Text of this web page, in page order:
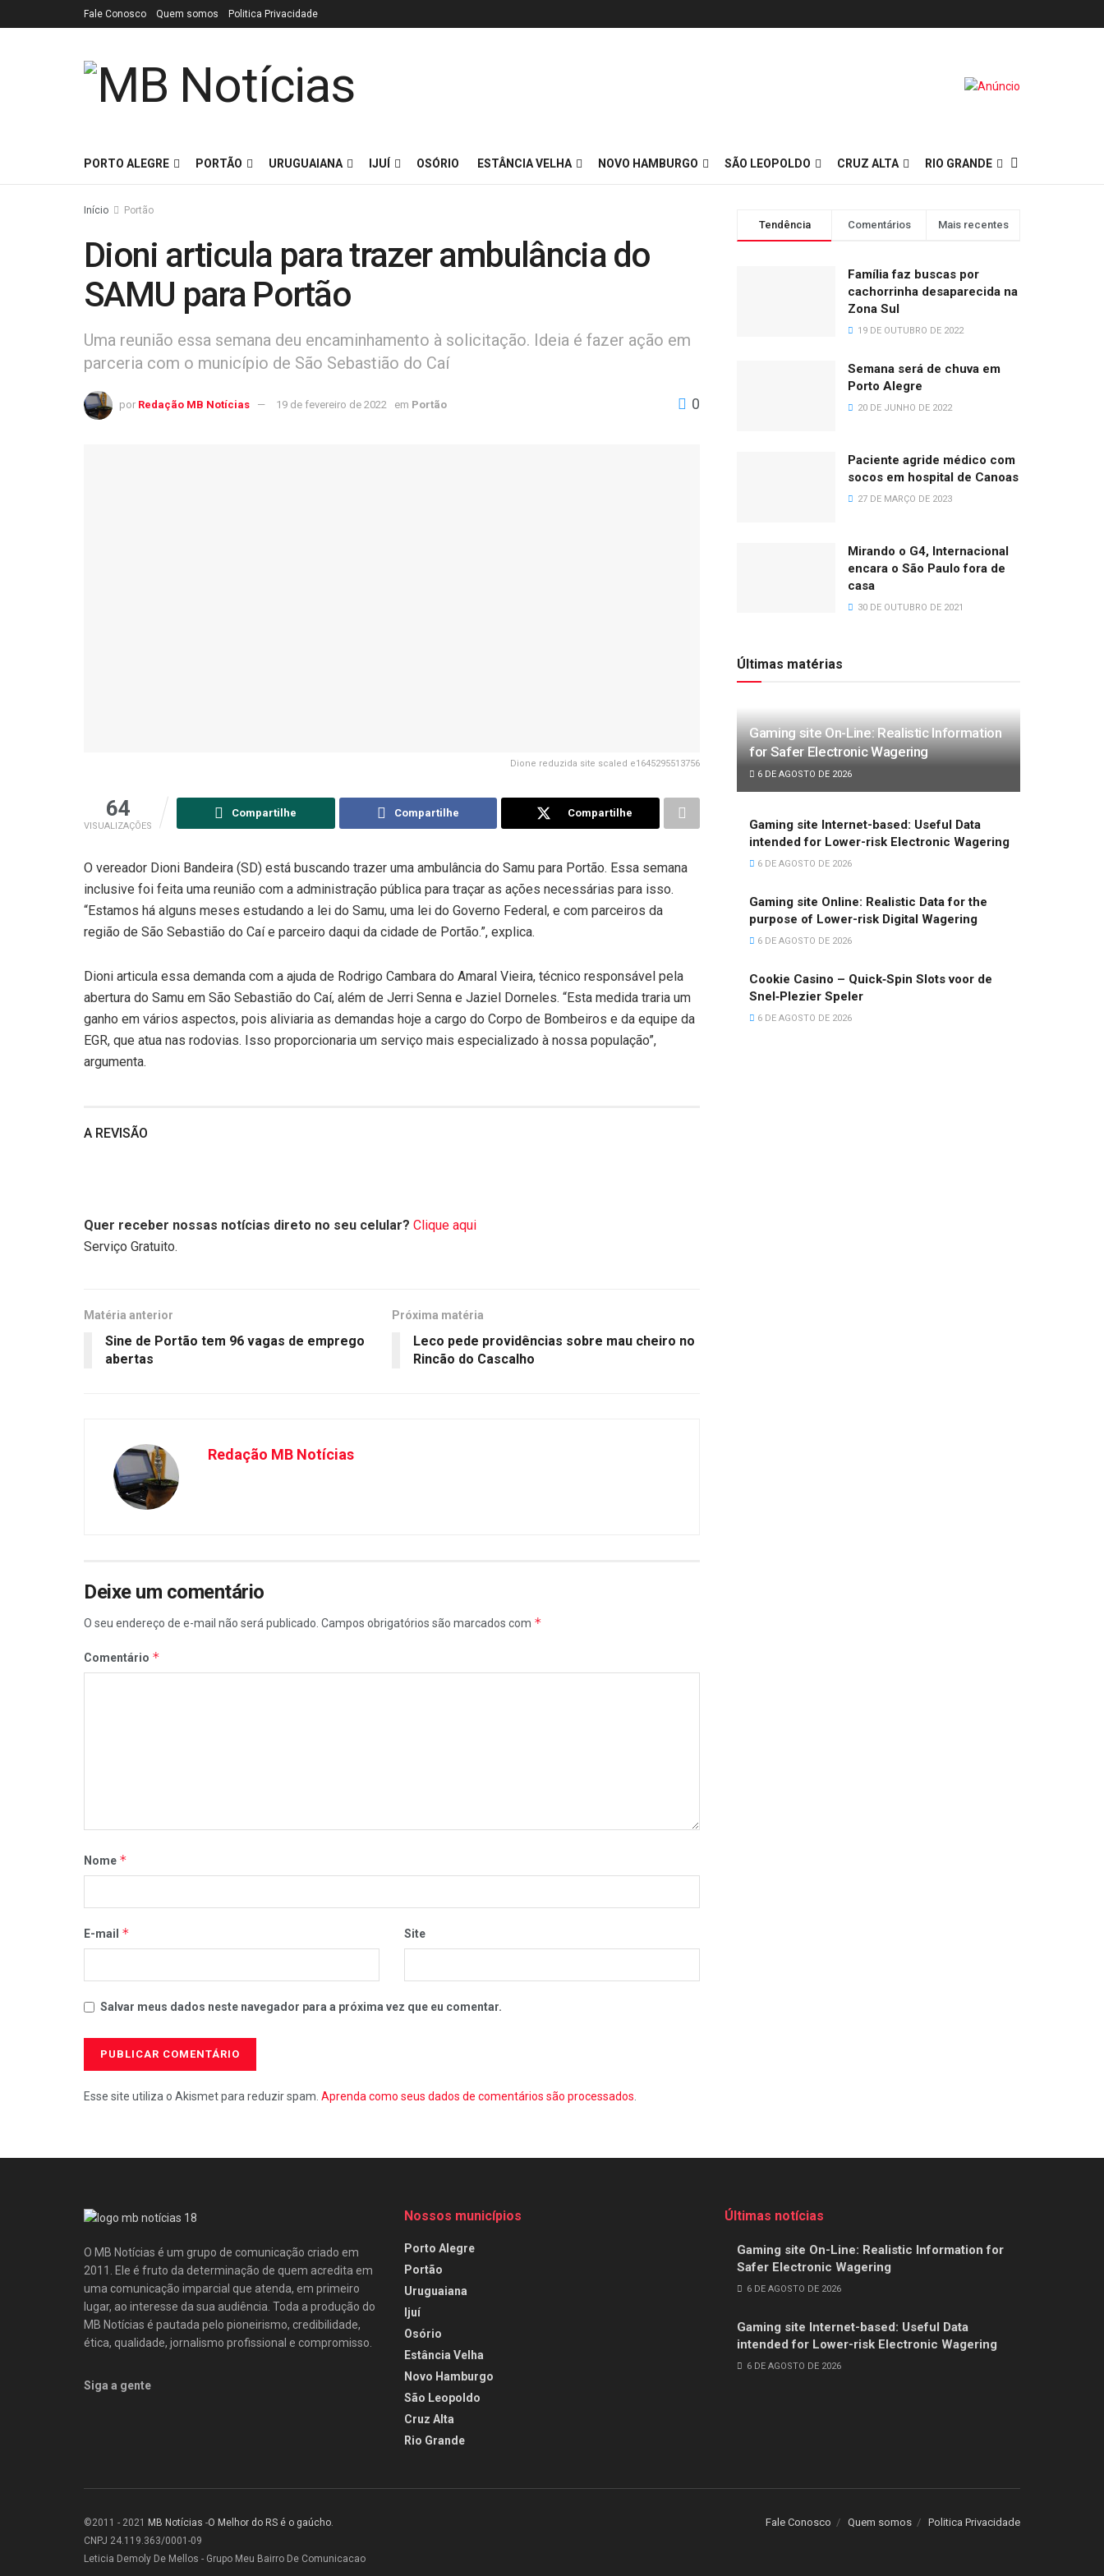
Fale Conosco Quem somos Politica Privacidade
PORTO ALEGRE PORTÃO URUGUAIANA IJUÍ OSÓRIO ESTÂNCIA VELHA NOVO HAMBURGO SÃO LEOPOLDO CRUZ ALTA RIO GRANDE
Início Portão
Dioni articula para trazer ambulância do
SAMU para Portão
Uma reunião essa semana deu encaminhamento à solicitação. Ideia é fazer ação em
parceria com o município de São Sebastião do Caí
por Redação MB Notícias 19 de fevereiro de 2022 em Portão 0
Dione reduzida site scaled e1645295513756
64
VISUALIZAÇÕES
Compartilhe Compartilhe Compartilhe
O vereador Dioni Bandeira (SD) está buscando trazer uma ambulância do Samu para Portão. Essa semana
inclusive foi feita uma reunião com a administração pública para traçar as ações necessárias para isso.
“Estamos há alguns meses estudando a lei do Samu, uma lei do Governo Federal, e com parceiros da
região de São Sebastião do Caí e parceiro daqui da cidade de Portão.”, explica.
Dioni articula essa demanda com a ajuda de Rodrigo Cambara do Amaral Vieira, técnico responsável pela
abertura do Samu em São Sebastião do Caí, além de Jerri Senna e Jaziel Dorneles. “Esta medida traria um
ganho em vários aspectos, pois aliviaria as demandas hoje a cargo do Corpo de Bombeiros e da equipe da
EGR, que atua nas rodovias. Isso proporcionaria um serviço mais especializado à nossa população”,
argumenta.
A REVISÃO
Quer receber nossas notícias direto no seu celular? Clique aqui
Serviço Gratuito.
Matéria anterior
Sine de Portão tem 96 vagas de emprego
abertas
Próxima matéria
Leco pede providências sobre mau cheiro no
Rincão do Cascalho
Redação MB Notícias
Deixe um comentário
O seu endereço de e-mail não será publicado. Campos obrigatórios são marcados com *
Comentário *
Nome *
E-mail * Site
Salvar meus dados neste navegador para a próxima vez que eu comentar.
Esse site utiliza o Akismet para reduzir spam. Aprenda como seus dados de comentários são processados
Tendência Comentários Mais recentes
Família faz buscas por
cachorrinha desaparecida na
Zona Sul
19 DE OUTUBRO DE 2022
Semana será de chuva em
Porto Alegre
20 DE JUNHO DE 2022
Paciente agride médico com
socos em hospital de Canoas
27 DE MARÇO DE 2023
Mirando o G4, Internacional
encara o São Paulo fora de
casa
30 DE OUTUBRO DE 2021
Últimas matérias
Gaming site On-Line: Realistic Information
for Safer Electronic Wagering
6 DE AGOSTO DE 2026
Gaming site Internet-based: Useful Data
intended for Lower-risk Electronic Wagering
6 DE AGOSTO DE 2026
Gaming site Online: Realistic Data for the
purpose of Lower-risk Digital Wagering
6 DE AGOSTO DE 2026
Cookie Casino – Quick‑Spin Slots voor de
Snel‑Plezier Speler
6 DE AGOSTO DE 2026
O MB Notícias é um grupo de comunicação criado em
2011. Ele é fruto da determinação de quem acredita em
uma comunicação imparcial que atenda, em primeiro
lugar, ao interesse da sua audiência. Toda a produção do
MB Notícias é pautada pelo pioneirismo, credibilidade,
ética, qualidade, jornalismo profissional e compromisso.
Siga a gente
Nossos municípios
Porto Alegre
Portão
Uruguaiana
Ijuí
Osório
Estância Velha
Novo Hamburgo
São Leopoldo
Cruz Alta
Rio Grande
Últimas notícias
Gaming site On-Line: Realistic Information for
Safer Electronic Wagering
6 DE AGOSTO DE 2026
Gaming site Internet-based: Useful Data
intended for Lower-risk Electronic Wagering
6 DE AGOSTO DE 2026
Fale Conosco Quem somos Politica Privacidade
©2011 - 2021 MB Notícias -O Melhor do RS é o gaúcho.
CNPJ 24.119.363/0001-09
Leticia Demoly De Mellos - Grupo Meu Bairro De Comunicacao